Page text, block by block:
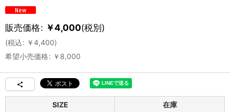
販売価格: ￥4,000(税別)
(税込: ￥4,400)
希望小売価格: ￥ 8,000
SIZE
在庫